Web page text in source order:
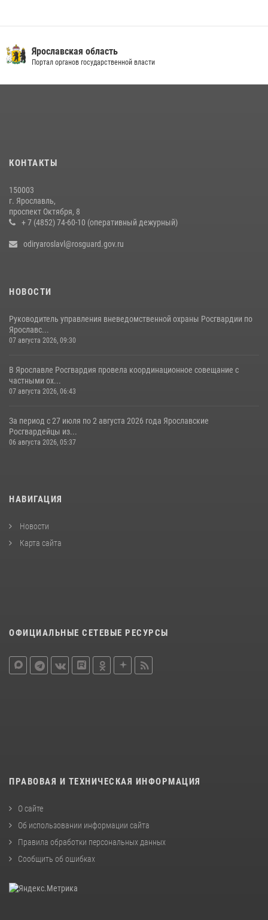
Центральный округ Росгвардии отмечает 105-летие
15 июля 2026, 11:06
ЯРОСЛАВСКИЕ РОСГВАРДЕЙЦЫ ЗА ПРОШЕДШУЮ НЕДЕЛЮ
СОВЕРШИЛИ БОЛЕЕ 300 ВЫЕЗДОВ ПО СИГНАЛАМ «ТРЕВОГА»
20 июля 2026, 14:51
Ярославская область
Портал органов государственной власти
КОНТАКТЫ
150003
г. Ярославль,
проспект Октября, 8
+ 7 (4852) 74-60-10 (оперативный дежурный)
odiryaroslavl@rosguard.gov.ru
НОВОСТИ
Руководитель управления вневедомственной охраны Росгвардии по
Ярославс...
07 августа 2026, 09:30
В Ярославле Росгвардия провела координационное совещание с
частными ох...
07 августа 2026, 06:43
За период с 27 июля по 2 августа 2026 года Ярославские
Росгвардейцы из...
06 августа 2026, 05:37
НАВИГАЦИЯ
Новости
Карта сайта
ОФИЦИАЛЬНЫЕ СЕТЕВЫЕ РЕСУРСЫ
ПРАВОВАЯ И ТЕХНИЧЕСКАЯ ИНФОРМАЦИЯ
О сайте
Об использовании информации сайта
Правила обработки персональных данных
Сообщить об ошибках